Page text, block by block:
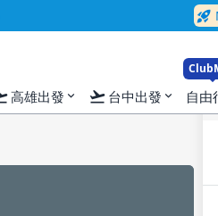
rocket_launch
高雄出發 expand_more flight_takeoff 台中出發 expand_more 自由